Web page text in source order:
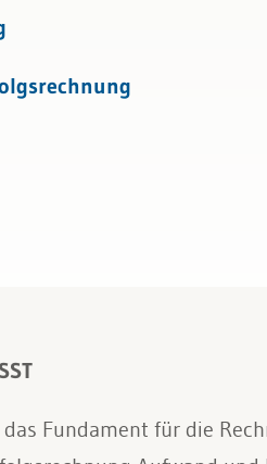
Fundament für die